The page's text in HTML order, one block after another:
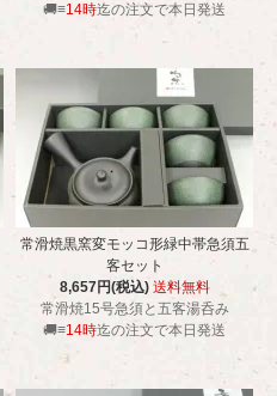
🚚≡14時迄の注文で本日発送
常滑焼黒窯変モッコ形緑中帯急須五
客セット
8,657円(税込) 送料無料
常滑焼15号急須と五客湯呑み
🚚≡14時迄の注文で本日発送